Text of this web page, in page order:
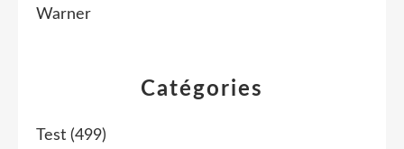
Catégories
Test (499)
Warner